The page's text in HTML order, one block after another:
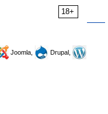
18+
Joomla,
Drupal,